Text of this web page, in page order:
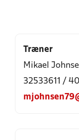
Træner
Mikael
32533611 /